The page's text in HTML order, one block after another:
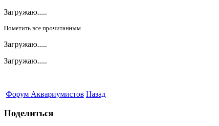
Загружаю.....
Пометить все прочитанным
Загружаю.....
Загружаю.....
Форум Аквариумистов Назад
Поделиться